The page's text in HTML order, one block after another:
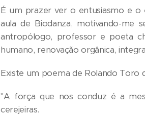
É um prazer ver o entusiasmo e o
aula de Biodanza, motivando-me
antropólogo, professor e poeta
humano, renovação orgânica,
Existe um poema de Rolando Toro
"A força que nos conduz é a
cerejeiras.